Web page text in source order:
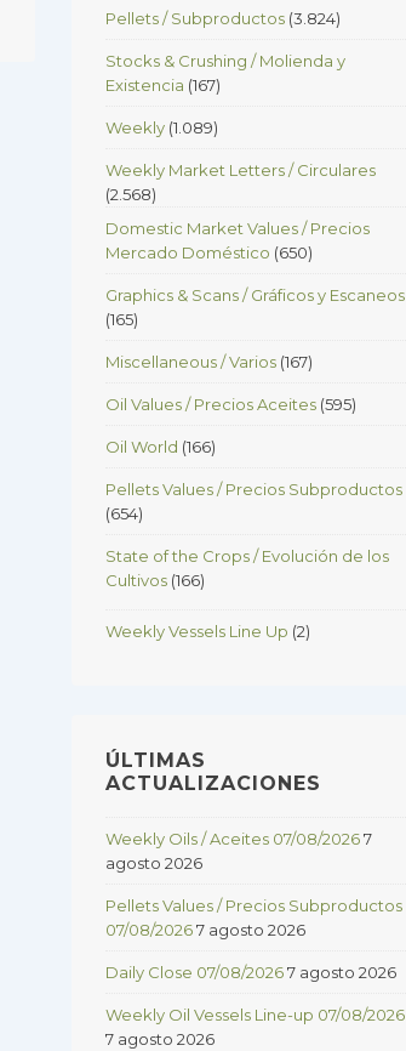
Pellets / Subproductos (3.824)
Stocks & Crushing / Molienda y
Existencia (167)
Weekly (1.089)
Weekly Market Letters / Circulares
(2.568)
Domestic Market Values / Precios
Mercado Doméstico (650)
Graphics & Scans / Gráficos y Escaneos
(165)
Miscellaneous / Varios (167)
Oil Values / Precios Aceites (595)
Oil World (166)
Pellets Values / Precios Subproductos
(654)
State of the Crops / Evolución de los
Cultivos (166)
Weekly Vessels Line Up (2)
ÚLTIMAS
ACTUALIZACIONES
Weekly Oils / Aceites 07/08/20267
agosto 2026
Pellets Values / Precios Subproductos
07/08/20267 agosto 2026
Daily Close 07/08/20267 agosto 2026
Weekly Oil Vessels Line-up 07/08/2026
7 agosto 2026